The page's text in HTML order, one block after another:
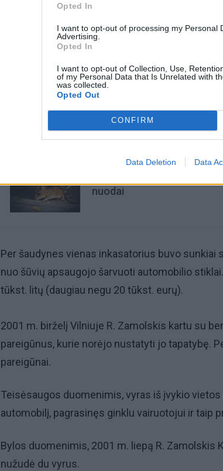
Opted In
I want to opt-out of processing my Personal
Advertising.
Opted In
I want to opt-out of Collection, Use,
of my Personal Data that Is Unrelated with
was collected.
Opted Out
CONFIRM
Data Deletion Data
Šiuo metu skaitomiausi
Mirė garsi lietuvių aktorė:
teatro istorijoje“
nuodai
Per šaudynes vienas inkasatorius buvo sunkiai
nuo šūvių apsaugojo šarvuoti automobilio
tūkst. litų (daugiau negu 20 tūkst. eurų).
2001 m. birželį Vilniuje R. Zamolskis kartu su
pareigūnus, kurie norėjo nustatyti jo tapatybę.
pareigūnai.
Teisėsaugos duomenimis, vyras iš įvykio
automobilį, pagrasinęs ginklu vairuotojui ir taip
Bylos duomenimis, 2001 m. liepą R. Zamolskis
nužudė du vyrus.